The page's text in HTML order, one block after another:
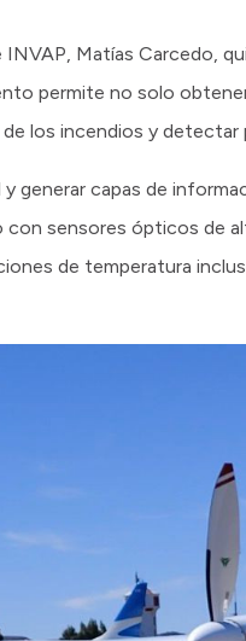
Matías Carcedo,
permite no solo
los incendios y detectar
capas de
sensores ópticos de
de temperatura